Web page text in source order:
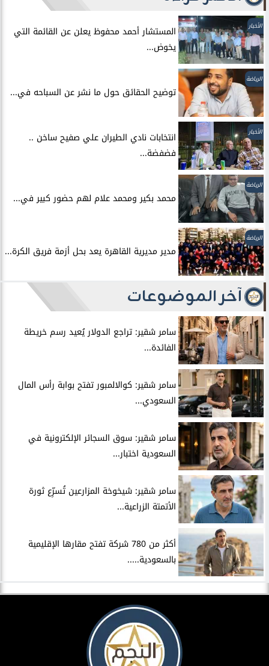
الأخبار
المستشار أحمد محفوظ يعلن عن القائمة التي
يخوض...
الرياضة
توضيح الحقائق حول ما نشر عن السباحه في...
الأخبار
انتخابات نادي الطيران علي صفيح ساخن ..
فضفضة...
الرياضة
محمد بكير ومحمد علام لهم حضور كبير في...
الرياضة
مدير مديرية القاهرة يعد بحل أزمة فريق الكرة...
آخر الموضوعات
سامر شقير: تراجع الدولار يُعيد رسم خريطة
الفائدة...
سامر شقير: كوالالمبور تفتح بوابة رأس المال
السعودي...
سامر شقير: سوق السجائر الإلكترونية في
السعودية اختبار...
سامر شقير: شيخوخة المزارعين تُسرِّع ثورة
الأتمتة الزراعية...
أكثر من 780 شركة تفتح مقارها الإقليمية
بالسعودية.....